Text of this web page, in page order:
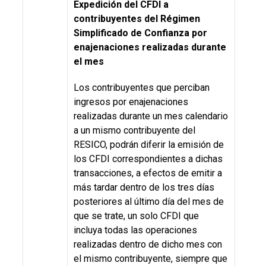
Expedición del CFDI a
contribuyentes del Régimen
Simplificado de Confianza por
enajenaciones realizadas durante
el mes
Los contribuyentes que perciban
ingresos por enajenaciones
realizadas durante un mes calendario
a un mismo contribuyente del
RESICO, podrán diferir la emisión de
los CFDI correspondientes a dichas
transacciones, a efectos de emitir a
más tardar dentro de los tres días
posteriores al último día del mes de
que se trate, un solo CFDI que
incluya todas las operaciones
realizadas dentro de dicho mes con
el mismo contribuyente, siempre que